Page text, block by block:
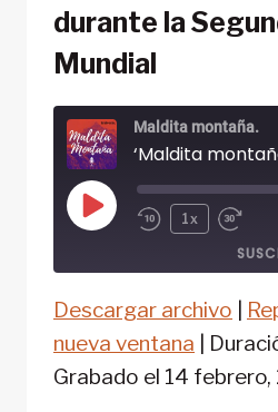
durante la
Mundial
Maldita montaña.
Reproducir1x
FEED RSS
COMPARTIR
ENLACE
Descargar archivo
nueva ventana
Grabado el 14